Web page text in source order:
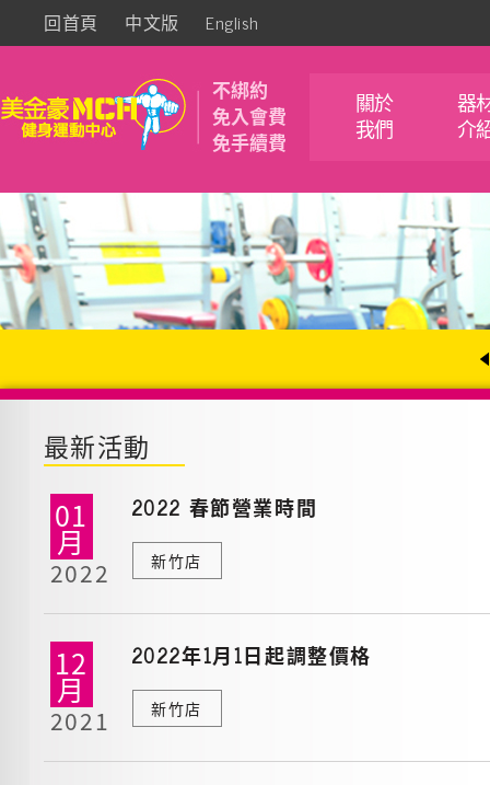
回首頁 中文版 English
不綁約
免入會費
免手續費
關於
我們
器
介
最新活動
01
月
2022
2022 春節營業時間
新竹店
12
月
2021
2022年1月1日起調整價格
新竹店